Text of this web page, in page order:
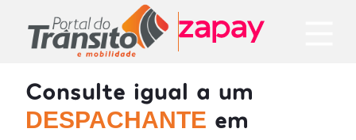
Consulte igual a um
DESPACHANTE em